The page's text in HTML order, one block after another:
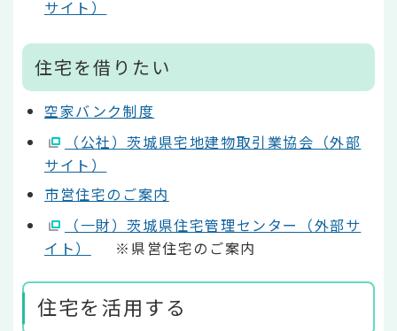
サイト）
住宅を借りたい
空家バンク制度
（公社）茨城県宅地建物取引業協会（外部
サイト）
市営住宅のご案内
（一財）茨城県住宅管理センター（外部サ
イト）
※県営住宅のご案内
住宅を活用する